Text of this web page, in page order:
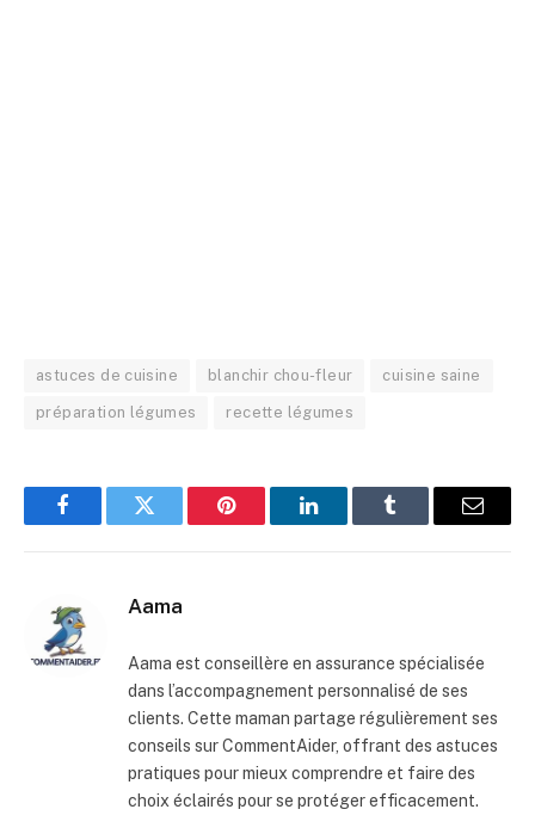
astuces de cuisine blanchir chou-fleur cuisine saine
préparation légumes recette légumes
FacebookTwitter Pinterest LinkedInTumblr
E-
Aama
Aama est conseillère en assurance spécialisée
dans l’accompagnement personnalisé de ses
clients. Cette maman partage régulièrement ses
conseils sur CommentAider, offrant des astuces
pratiques pour mieux comprendre et faire des
choix éclairés pour se protéger efficacement.